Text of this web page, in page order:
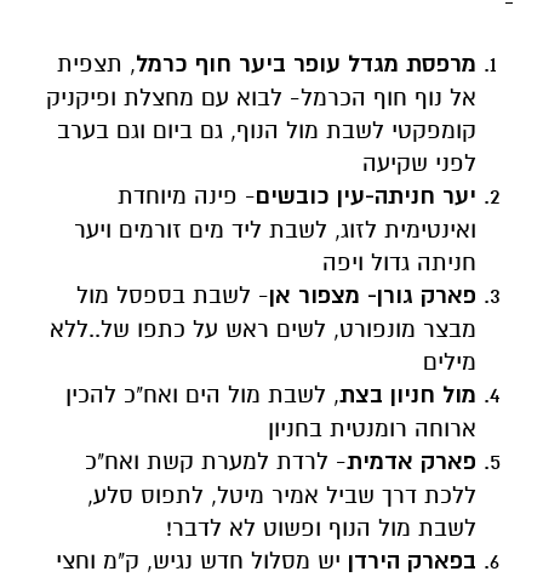
מרפסת מגדל עופר ביער חוף כרמל, תצפית
אל נוף חוף הכרמל- לבוא עם מחצלת ופיקניק
קומפקטי לשבת מול הנוף, גם ביום וגם בערב
לפני שקיעה
יער חניתה-עין כובשים- פינה מיוחדת
ואינטימית לזוג, לשבת ליד מים זורמים ויער
חניתה גדול ויפה
פארק גורן- מצפור אן- לשבת בספסל מול
מבצר מונפורט, לשים ראש על כתפו של..ללא
מילים
מול חניון בצת, לשבת מול הים ואח"כ להכין
ארוחה רומנטית בחניון
פארק אדמית- לרדת למערת קשת ואח"כ
ללכת דרך שביל אמיר מיטל, לתפוס סלע,
לשבת מול הנוף ופשוט לא לדבר!
בפארק הירדן יש מסלול חדש נגיש, ק"מ וחצי